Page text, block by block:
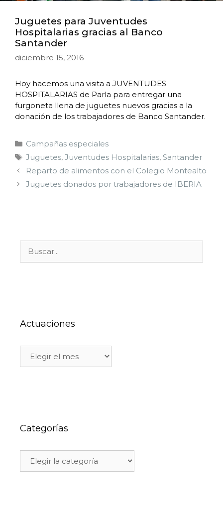
Juguetes para Juventudes
Hospitalarias gracias al Banco
Santander
diciembre 15, 2016
Hoy hacemos una visita a JUVENTUDES
HOSPITALARIAS de Parla para entregar una
furgoneta llena de juguetes nuevos gracias a la
donación de los trabajadores de Banco Santander.
Campañas especiales
Juguetes, Juventudes Hospitalarias, Santander
Reparto de alimentos con el Colegio Montealto
Juguetes donados por trabajadores de IBERIA
Actuaciones
Categorías